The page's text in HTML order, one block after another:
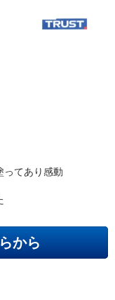
ってあり感動
から